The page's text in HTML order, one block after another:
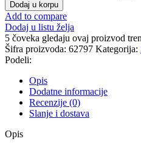
Dodaj u korpu
Add to compare
Dodaj u listu želja
5 čoveka gledaju ovaj proizvod
Šifra proizvoda: 62797 Kategorija:
Podeli:
Opis
Dodatne informacije
Recenzije (0)
Slanje i dostava
Opis